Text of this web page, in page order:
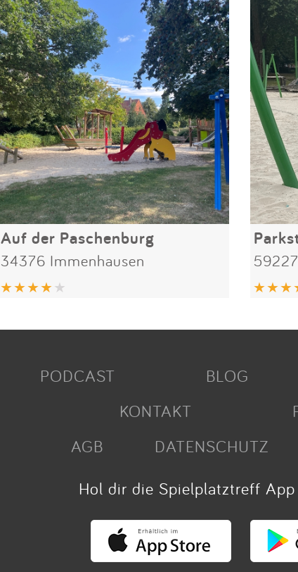
Auf der Paschenburg
34376 Immenhausen
PODCAST BLOG
KONTAKT
AGB
DATENSCHUTZ
Hol dir die Spielplatztreff